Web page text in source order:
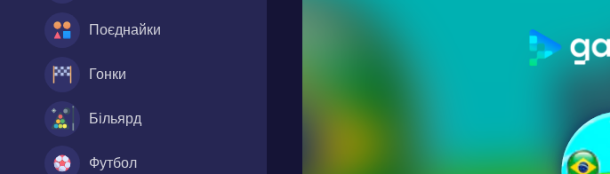
Поєднайки
Гонки
Більярд
Футбол